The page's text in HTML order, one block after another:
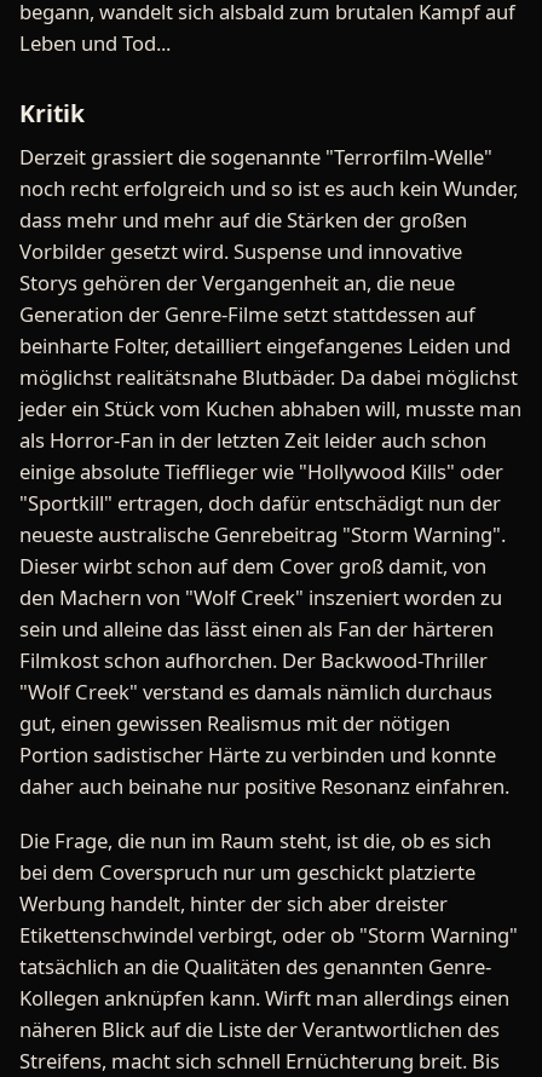
begann, wandelt sich alsbald zum brutalen Kampf auf
Leben und Tod...
Kritik
Derzeit grassiert die sogenannte "Terrorfilm-Welle"
noch recht erfolgreich und so ist es auch kein Wunder,
dass mehr und mehr auf die Stärken der großen
Vorbilder gesetzt wird. Suspense und innovative
Storys gehören der Vergangenheit an, die neue
Generation der Genre-Filme setzt stattdessen auf
beinharte Folter, detailliert eingefangenes Leiden und
möglichst realitätsnahe Blutbäder. Da dabei möglichst
jeder ein Stück vom Kuchen abhaben will, musste man
als Horror-Fan in der letzten Zeit leider auch schon
einige absolute Tiefflieger wie "Hollywood Kills" oder
"Sportkill" ertragen, doch dafür entschädigt nun der
neueste australische Genrebeitrag "Storm Warning".
Dieser wirbt schon auf dem Cover groß damit, von
den Machern von "Wolf Creek" inszeniert worden zu
sein und alleine das lässt einen als Fan der härteren
Filmkost schon aufhorchen. Der Backwood-Thriller
"Wolf Creek" verstand es damals nämlich durchaus
gut, einen gewissen Realismus mit der nötigen
Portion sadistischer Härte zu verbinden und konnte
daher auch beinahe nur positive Resonanz einfahren.
Die Frage, die nun im Raum steht, ist die, ob es sich
bei dem Coverspruch nur um geschickt platzierte
Werbung handelt, hinter der sich aber dreister
Etikettenschwindel verbirgt, oder ob "Storm Warning"
tatsächlich an die Qualitäten des genannten Genre-
Kollegen anknüpfen kann. Wirft man allerdings einen
näheren Blick auf die Liste der Verantwortlichen des
Streifens, macht sich schnell Ernüchterung breit. Bis